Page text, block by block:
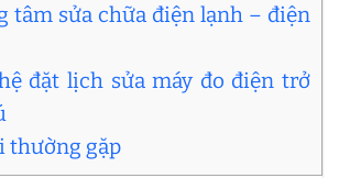
tâm sửa chữa điện lạnh – điện
đặt lịch sửa máy đo điện trở
thường gặp